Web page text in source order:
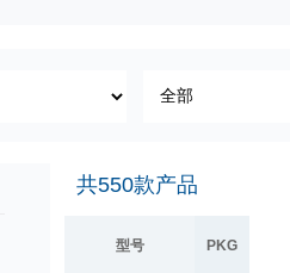
共550款产品
型号 PKG